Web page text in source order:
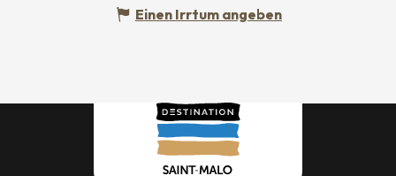
Einen Irrtum angeben